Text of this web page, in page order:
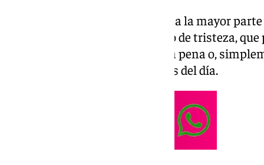
Según se dice, durante esta fecha la mayor
por un espontáneo sentimiento de tristeza,
emociones como la nostalgia, la pena o,
voluntad para realizar las tareas del día.